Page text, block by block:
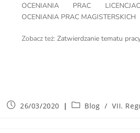
OCENIANIA PRAC
OCENIANIA PRAC MAGISTERSKICH
Zobacz też: Zatwierdzanie tematu
26/03/2020 Blog / VII.